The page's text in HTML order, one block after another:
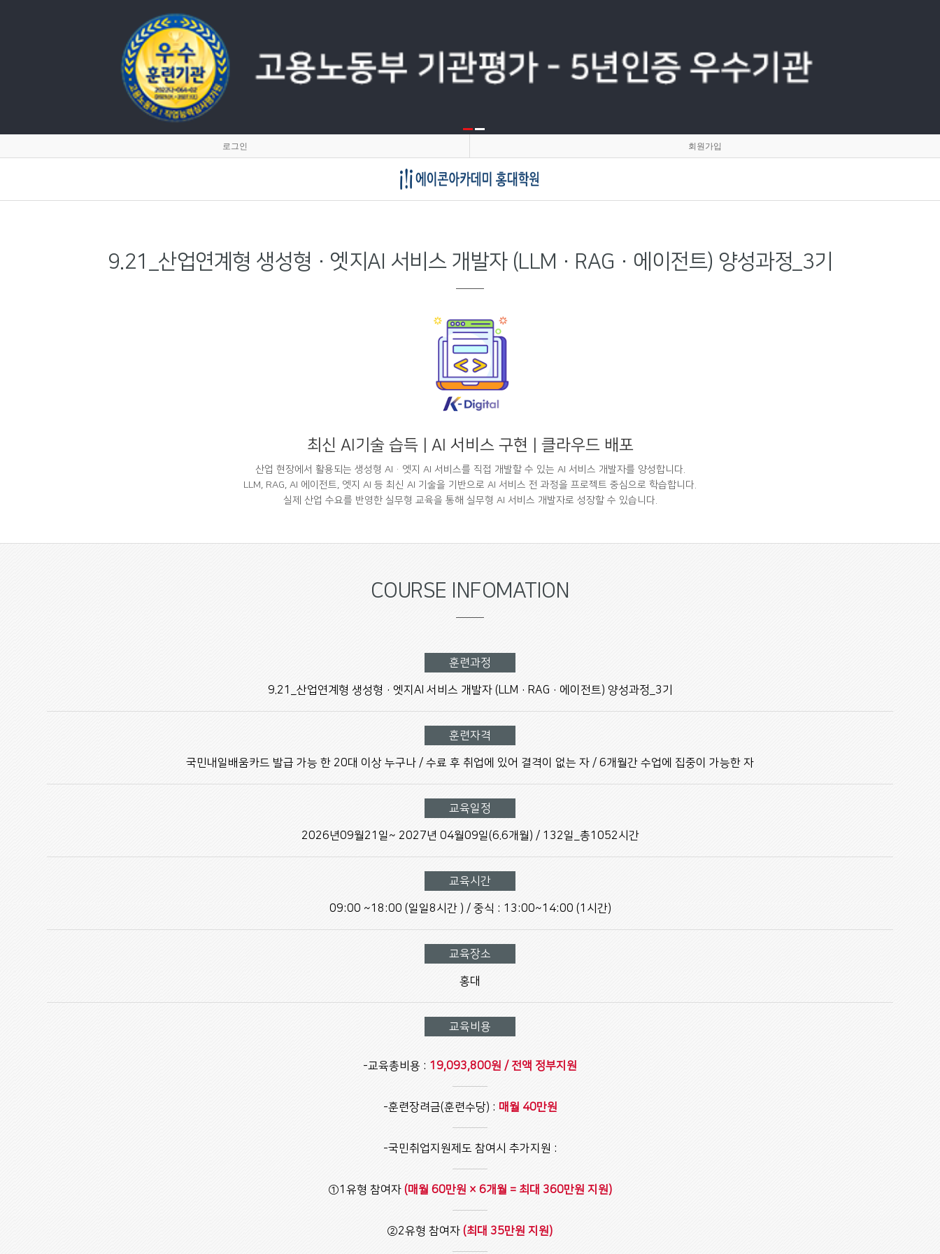
로그인 회원가입
9.21_산업연계형 생성형·엣지AI 서비스 개발자 (LLM·RAG·에이전트) 양성과정_3기
최신 AI기술 습득 | AI 서비스 구현 | 클라우드 배포
산업 현장에서 활용되는 생성형 AI·엣지 AI 서비스를 직접 개발할 수 있는 AI 서비스 개발자를 양성합니다.
LLM, RAG, AI 에이전트, 엣지 AI 등 최신 AI 기술을 기반으로 AI 서비스 전 과정을 프로젝트 중심으로 학습합니다.
실제 산업 수요를 반영한 실무형 교육을 통해 실무형 AI 서비스 개발자로 성장할 수 있습니다.
COURSE INFOMATION
훈련과정
9.21_산업연계형 생성형·엣지AI 서비스 개발자 (LLM·RAG·에이전트) 양성과정_3기
훈련자격
국민내일배움카드 발급 가능 한 20대 이상 누구나 / 수료 후 취업에 있어 결격이 없는 자 / 6개월간 수업에 집중이 가능한 자
교육일정
2026년09월21일~ 2027년 04월09일(6.6개월) / 132일_총1052시간
교육시간
09:00 ~18:00 (일일8시간 ) / 중식 : 13:00~14:00 (1시간)
교육장소
홍대
교육비용
-교육총비용 : 19,093,800원 / 전액 정부지원
-훈련장려금(훈련수당) : 매월 40만원
-국민취업지원제도 참여시 추가지원 :
①1유형 참여자 (매월 60만원 × 6개월 = 최대 360만원 지원)
②2유형 참여자 (최대 35만원 지원)